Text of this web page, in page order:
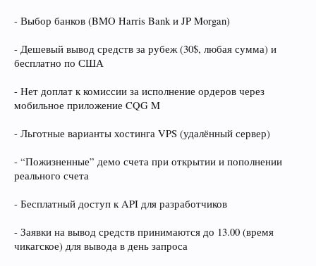
- Выбор банков (BMO Harris Bank и JP Morgan)
- Дешевый вывод средств за рубеж (30$, любая сумма) и
бесплатно по США
- Нет доплат к комиссии за исполнение ордеров через
мобильное приложение CQG M
- Льготные варианты хостинга VPS (удалённый сервер)
- “Пожизненные” демо счета при открытии и пополнении
реального счета
- Бесплатный доступ к API для разработчиков
- Заявки на вывод средств принимаются до 13.00 (время
чикагское) для вывода в день запроса